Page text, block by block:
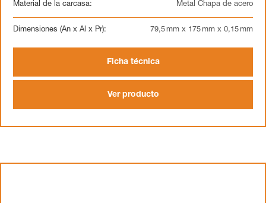
Material de la carcasa: Metal Chapa de acero
Dimensiones (An x Al x Pr): 79,5 mm x 175 mm x 0,15 mm
Ficha técnica
Ver producto